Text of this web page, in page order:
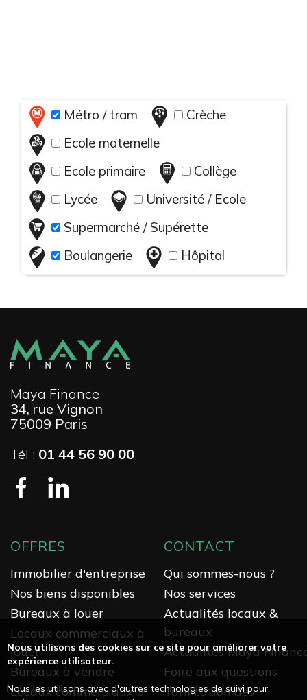
Métro / tram
Crèche
Ecole maternelle
Ecole primaire
Collège
Lycée
Université / Ecole
Supermarché / Supérette
Boulangerie
Hôpital
Maya Finance
34, rue Vignon
75009 Paris
Tél : 01 44 56 90 00
OFFRES
Immobilier d'entreprise
Nos biens disponibles
Bureaux à louer
Locaux commerciaux à
louer
Bureaux à vendre
Locaux commerciaux à
CONTACT
Qui sommes-nous ?
Nos services
Actualités locaux &
bureaux
Actualités Maya
Foire aux questions
Tarification des
Nous utilisons des cookies sur ce site pour améliorer votre
expérience utilisateur.
Nous les utilisons avec d'autres technologies de suivi pour